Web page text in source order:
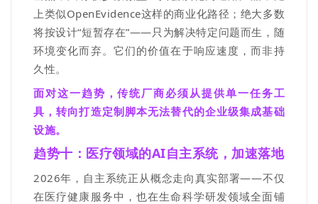
上类似OpenEvidence这样的商业化路径；绝大多数
将按设计“短暂存在”——只为解决特定问题而生，随
环境变化而弃。它们的价值在于响应速度，而非持
久性。
面对这一趋势，传统厂商必须从提供单一任务工
具，转向打造定制脚本无法替代的企业级集成基础
设施。
趋势十：医疗领域的AI自主系统，加速落地
2026年，自主系统正从概念走向真实部署——不仅
在医疗健康服务中，也在生命科学研发领域全面铺